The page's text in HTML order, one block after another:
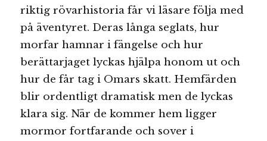
riktig rövarhistoria får vi läsare följa med
på äventyret. Deras långa seglats, hur
morfar hamnar i fängelse och hur
berättarjaget lyckas hjälpa honom ut och
hur de får tag i Omars skatt. Hemfärden
blir ordentligt dramatisk men de lyckas
klara sig. När de kommer hem ligger
mormor fortfarande och sover i